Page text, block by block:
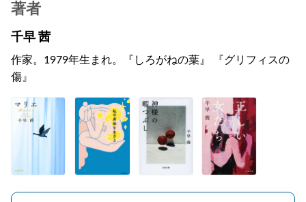
著者
千早 茜
作家。1979年生まれ。『しろがねの葉』 『グリフィスの
傷』